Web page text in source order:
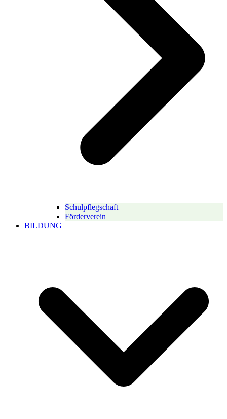
Schulpflegschaft
Förderverein
BILDUNG